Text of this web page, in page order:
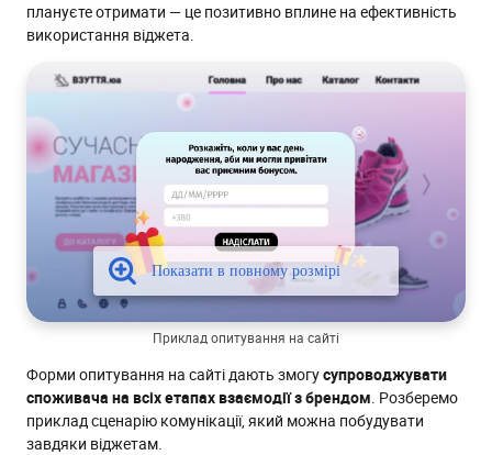
плануєте отримати — це позитивно вплине на ефективність
використання віджета.
Приклад опитування на сайті
Форми опитування на сайті дають змогусупроводжувати
споживача на всіх етапах взаємодії з брендом . Розберемо
приклад сценарію комунікації, який можна побудувати
завдяки віджетам.